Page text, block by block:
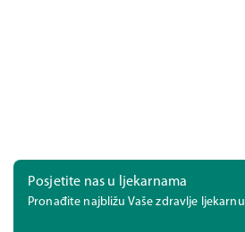
Posjetite nas u ljekarnama
Pronađite najbližu Vaše zdravlje ljekarnu